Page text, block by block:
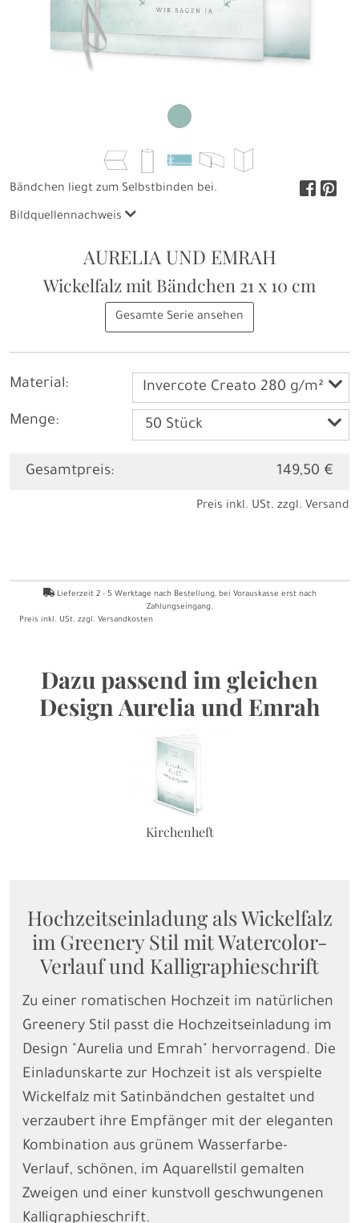
AURELIA UND EMRAH
Wickelfalz mit Bändchen 21 x 10 cm
Gesamte Serie ansehen
Material: Invercote Creato 280 g/m²
Menge:
Gesamtpreis: 149,50 €
Preis inkl. USt. zzgl. Versand
Lieferzeit 2 - 5 Werktage nach Bestellung, bei Vorauskasse erst nach
Zahlungseingang.
Preis inkl. USt. zzgl. Versandkosten
Bändchen liegt zum Selbstbinden bei.
Bildquellennachweis
Dazu passend im gleichen
Design Aurelia und Emrah
Kirchenheft
Hochzeitseinladung als Wickelfalz
im Greenery Stil mit Watercolor-
Verlauf und Kalligraphieschrift
Zu einer romatischen Hochzeit im natürlichen
Greenery Stil passt die Hochzeitseinladung im
Design "Aurelia und Emrah" hervorragend. Die
Einladunskarte zur Hochzeit ist als verspielte
Wickelfalz mit Satinbändchen gestaltet und
verzaubert ihre Empfänger mit der eleganten
Kombination aus grünem Wasserfarbe-
Verlauf, schönen, im Aquarellstil gemalten
Zweigen und einer kunstvoll geschwungenen
Kalligraphieschrift.